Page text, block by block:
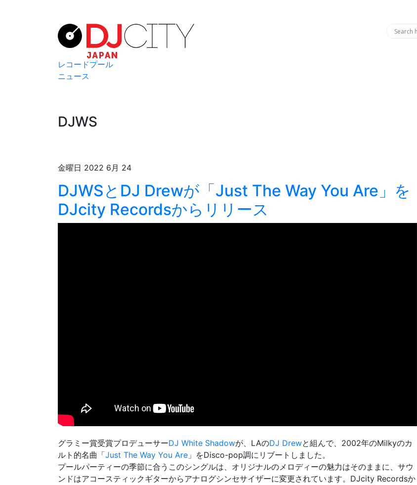
レコードプール
ニュース
DJWS
金曜日 2022 6月 24
DJWSとDJ Drewが「Just The Way You Are」を
DJcity Recordsからリリース
グラミー賞受賞プロデューサーDJ White Shadowが、LAのDJ Drewと組んで、2002年のMilkyのカ
ルト的名曲「Just The Way You Are 」をDisco-pop調にリブートしました。
プールパーティーの季節に合うこのシングルは、オリジナルのメロディーの魅力はそのままに、サウ
ンドはアコースティックギターからアナログシンセサイザーに変更されています。DJcity Recordsか